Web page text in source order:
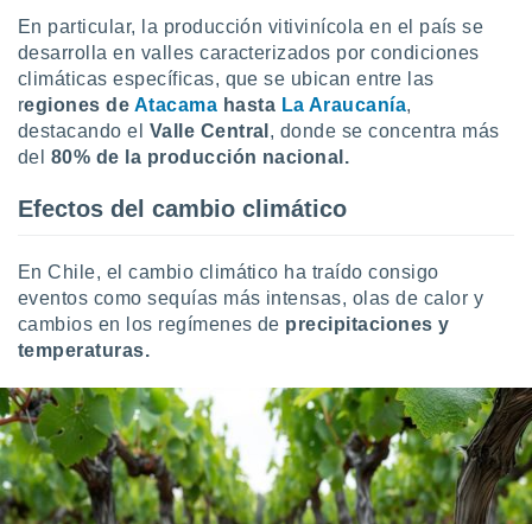
web a
abono
similares
como
este sitio
de
traten tus
en
interés
En particular, la producción vitivinícola en el país se
desarrolla en valles caracterizados por condiciones
climáticas específicas, que se ubican entre las
regiones de Atacama hasta La Araucanía,
destacando el Valle Central , donde se concentra más
del 80% de la producción nacional.
Efectos del cambio climático
En Chile, el cambio climático ha traído consigo
eventos como sequías más intensas, olas de calor y
cambios en los regímenes de precipitaciones y
temperaturas.